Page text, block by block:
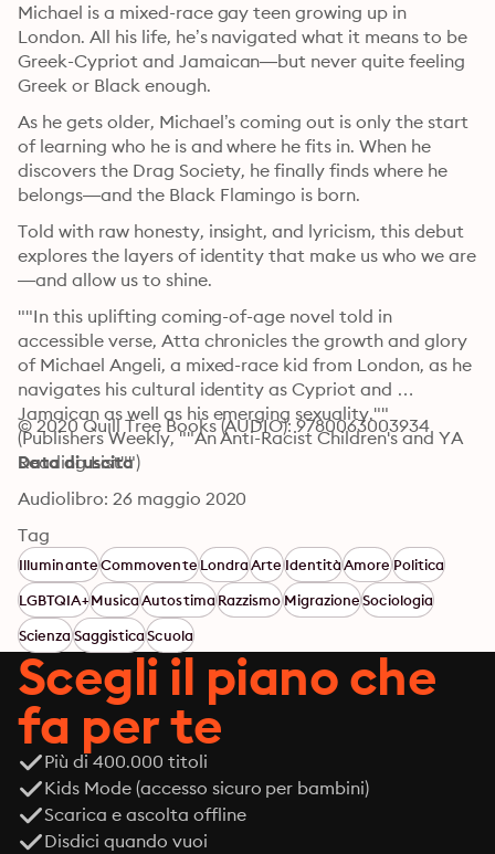
Michael is a mixed-race gay teen growing up in
London. All his life, he’s navigated what it means to be
Greek-Cypriot and Jamaican—but never quite feeling
Greek or Black enough.
As he gets older, Michael’s coming out is only the start
of learning who he is and where he fits in. When he
discovers the Drag Society, he finally finds where he
belongs—and the Black Flamingo is born.
Told with raw honesty, insight, and lyricism, this debut
explores the layers of identity that make us who we are
—and allow us to shine.
""In this uplifting coming-of-age novel told in
accessible verse, Atta chronicles the growth and glory
of Michael Angeli, a mixed-race kid from London, as he
navigates his cultural identity as Cypriot and
Jamaican as well as his emerging sexuality.""
(Publishers Weekly, ""An Anti-Racist Children's and YA
Reading List"")
© 2020 Quill Tree Books (AUDIO): 9780063003934
Data di uscita
Audiolibro: 26 maggio 2020
Tag
IlluminanteCommoventeLondraArteIdentitàAmorePolitica
LGBTQIA+MusicaAutostimaRazzismoMigrazioneSociologia
ScienzaSaggisticaScuola
Scegli il piano che
fa per te
Più di 400.000 titoli
Kids Mode (accesso sicuro per bambini)
Scarica e ascolta offline
Disdici quando vuoi